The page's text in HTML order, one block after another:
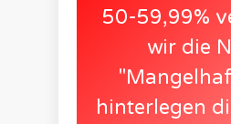
50-59,99%
wir die
hinterlegen